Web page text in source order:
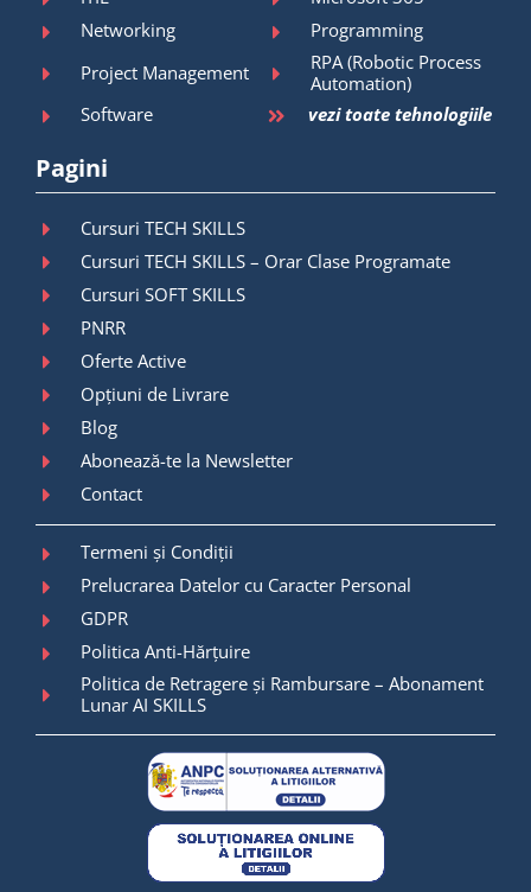
Networking
Programming
Project Management
RPA (Robotic Process
Automation)
Software
vezi toate tehnologiile
Pagini
Cursuri TECH SKILLS
Cursuri TECH SKILLS – Orar Clase Programate
Cursuri SOFT SKILLS
PNRR
Oferte Active
Opțiuni de Livrare
Blog
Abonează-te la Newsletter
Contact
Termeni și Condiții
Prelucrarea Datelor cu Caracter Personal
GDPR
Politica Anti-Hărțuire
Politica de Retragere și Rambursare – Abonament
Lunar AI SKILLS